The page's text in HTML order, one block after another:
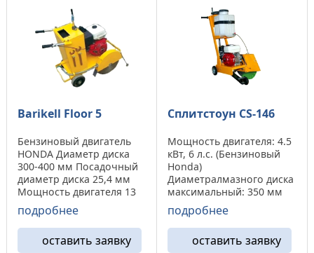
Barikell Floor 5
Бензиновый двигатель
HONDA Диаметр диска
300-400 мм Посадочный
диаметр диска 25,4 мм
Мощность двигателя 13
л.с. Управление Ручное
Предназначение Свежий/
Старый бетон
Регулировка глубины
подробнее
оставить заявку
Сплитстоун CS-146
Мощность двигателя: 4.5
кВт, 6 л.с. (Бензиновый
Honda)
Диаметралмазного диска
максимальный: 350 мм
Посадочный диаметр :
25,4 мм Глубина реза
макс.: 110 мм
Производительность: 310
подробнее
оставить заявку